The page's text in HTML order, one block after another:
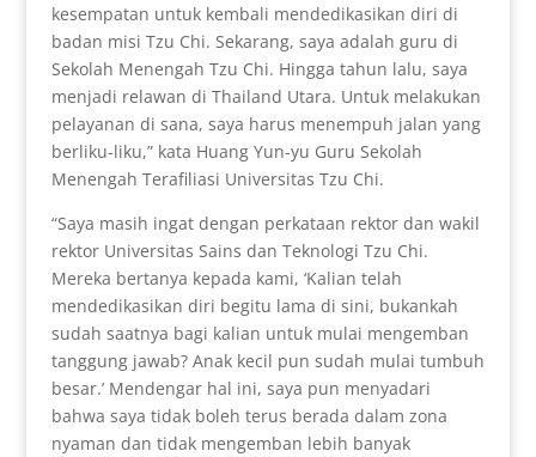
kesempatan untuk kembali mendedikasikan diri di
badan misi Tzu Chi. Sekarang, saya adalah guru di
Sekolah Menengah Tzu Chi. Hingga tahun lalu, saya
menjadi relawan di Thailand Utara. Untuk melakukan
pelayanan di sana, saya harus menempuh jalan yang
berliku-liku,” kata Huang Yun-yu Guru Sekolah
Menengah Terafiliasi Universitas Tzu Chi.
“Saya masih ingat dengan perkataan rektor dan wakil
rektor Universitas Sains dan Teknologi Tzu Chi.
Mereka bertanya kepada kami, ‘Kalian telah
mendedikasikan diri begitu lama di sini, bukankah
sudah saatnya bagi kalian untuk mulai mengemban
tanggung jawab? Anak kecil pun sudah mulai tumbuh
besar.’ Mendengar hal ini, saya pun menyadari
bahwa saya tidak boleh terus berada dalam zona
nyaman dan tidak mengemban lebih banyak